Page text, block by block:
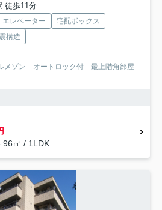
徒歩11分
エレベーター
宅配ボックス
構造
メゾン オートロック付 最上階角部屋
㎡ / 1LDK